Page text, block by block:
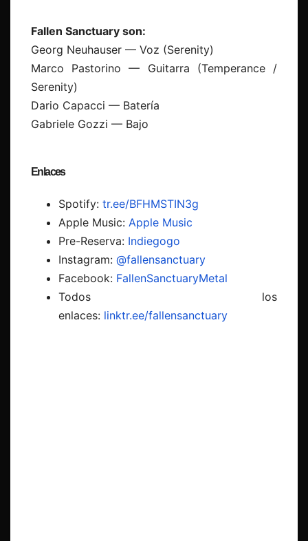
Fallen Sanctuary son:
Georg Neuhauser — Voz (Serenity)
Marco Pastorino — Guitarra (Temperance /
Serenity)
Dario Capacci — Batería
Gabriele Gozzi — Bajo
Enlaces
Spotify: tr.ee/BFHMSTIN3g
Apple Music: Apple Music
Pre-Reserva: Indiegogo
Instagram: @fallensanctuary
Facebook: FallenSanctuaryMetal
Todos los
enlaces: linktr.ee/fallensanctuary